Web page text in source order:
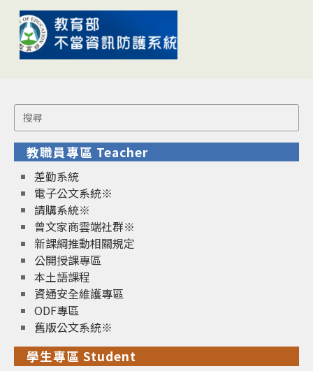
Search
for:
教職員專區 Teacher
差勤系統
電子公文系統※
請購系統※
曾文家商雲端社群※
新課綱推動相關規定
公開授課專區
本土語課程
資通安全維護專區
ODF專區
舊版公文系統※
學生專區 Student